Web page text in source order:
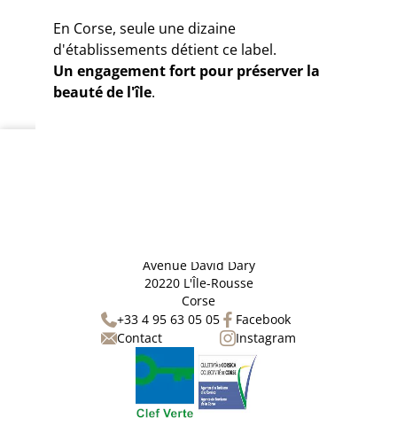
En Corse, seule une dizaine
d'établissements détient ce label.
Un engagement fort pour préserver la
beauté de l'île.
Avenue David Dary
20220 L'Île-Rousse
Corse
+33 4 95 63 05 05
Contact
Facebook
Instagram